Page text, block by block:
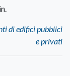
di edifici pubblici
e privati